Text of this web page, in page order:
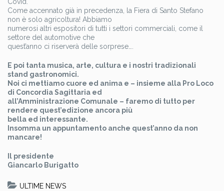
Covid.
Come accennato già in precedenza, la Fiera di Santo Stefano
non è solo agricoltura! Abbiamo
numerosi altri espositori di tutti i settori commerciali, come il
settore del automotive che
quest’anno ci riserverà delle sorprese….
E poi tanta musica, arte, cultura e i nostri tradizionali
stand gastronomici.
Noi ci mettiamo cuore ed anima e – insieme alla Pro Loco
di Concordia Sagittaria ed
all’Amministrazione Comunale – faremo di tutto per
rendere quest’edizione ancora più
bella ed interessante.
Insomma un appuntamento anche quest’anno da non
mancare!
Il presidente
Giancarlo Burigatto
ULTIME NEWS